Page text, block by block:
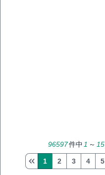
96597件中 1 ～ 15
1 2 3 4 5